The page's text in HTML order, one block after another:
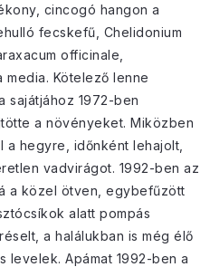
cincogó hangon a
fecskefű, Chelidonium
officinale,
Kötelező lenne
sajátjához 1972-ben
a növényeket. Miközben
hegyre, időnként lehajolt,
vadvirágot. 1992-ben az
a közel ötven, egybefűzött
alatt pompás
a halálukban is még élő
levelek. Apámat 1992-ben a